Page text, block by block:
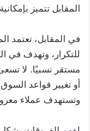
المقابل تتميز
في المقابل، تعتمد
للتكرار، وتهدف في
مستقر نسبيًا. لا
أو تغيير قواعد
وتستهدف عملاء